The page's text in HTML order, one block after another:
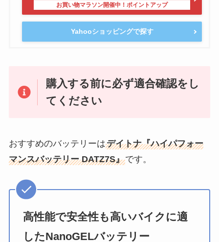
Yahooショッピングで探す
購入する前に必ず適合確認をし
てください
おすすめのバッテリーはデイトナ『ハイパフォー
マンスバッテリー DATZ7S』です。
高性能で安全性も高いバイクに適
したNanoGELバッテリー